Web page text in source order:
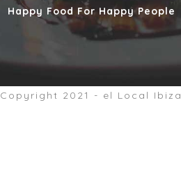
Happy Food For Happy People
Copyright 2021 - el Local Ibiza